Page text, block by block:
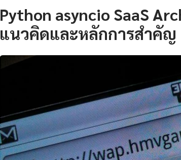
Python asyncio SaaS
แนวคิดและหลักการสำคัญ